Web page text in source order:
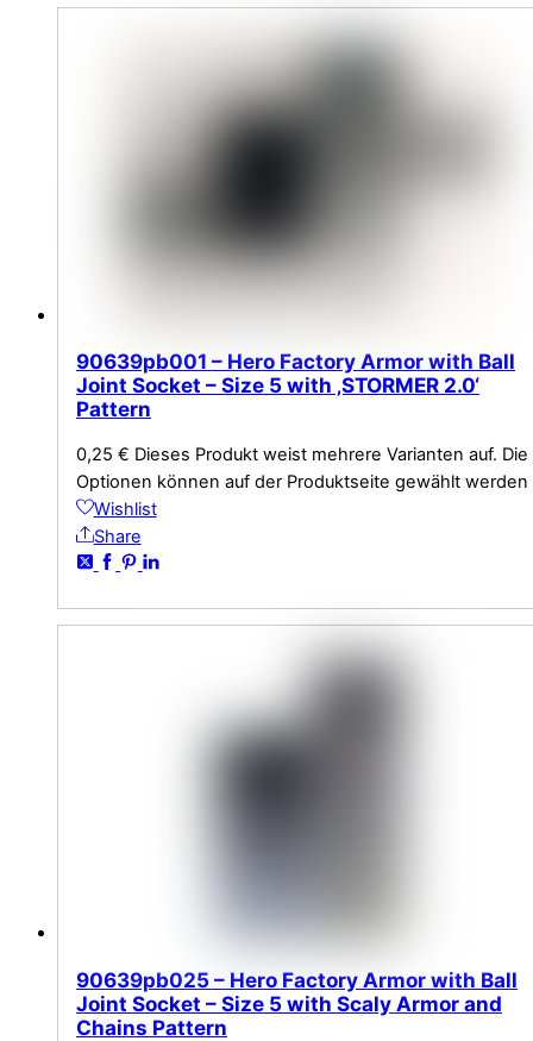
90639pb001 – Hero Factory Armor with Ball
Joint Socket – Size 5 with ‚STORMER 2.0‘
Pattern
0,25 € Dieses Produkt weist mehrere Varianten auf. Die
Optionen können auf der Produktseite gewählt werden
Wishlist
Share
90639pb025 – Hero Factory Armor with Ball
Joint Socket – Size 5 with Scaly Armor and
Chains Pattern